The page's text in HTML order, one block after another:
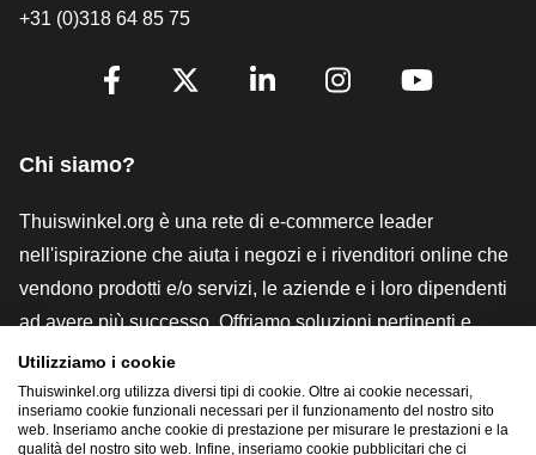
+31 (0)318 64 85 75
[_General:SocialMediaTitle]
Chi siamo?
Thuiswinkel.org è una rete di e-commerce leader
nell'ispirazione che aiuta i negozi e i rivenditori online che
vendono prodotti e/o servizi, le aziende e i loro dipendenti
ad avere più successo. Offriamo soluzioni pertinenti e
pratiche con vari marchi di fiducia, recensioni Thuiswinkel,
strumenti e consulenze legali, advocacy, ricerche di
mercato e disponiamo di una nostra piattaforma formativa,
Utilizziamo i cookie
Thuiswinkel.org utilizza diversi tipi di cookie. Oltre ai cookie necessari,
inseriamo cookie funzionali necessari per il funzionamento del nostro sito
web. Inseriamo anche cookie di prestazione per misurare le prestazioni e la
qualità del nostro sito web. Infine, inseriamo cookie pubblicitari che ci